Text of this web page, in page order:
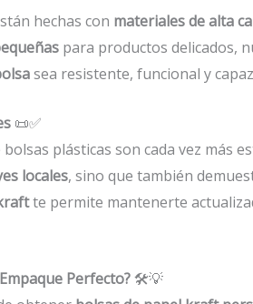
hechas con materiales de alta
para productos delicados,
sea resistente, funcional y
📜✅
plásticas son cada vez más
locales, sino que también
te permite mantenerte
Perfecto?🛠️💡